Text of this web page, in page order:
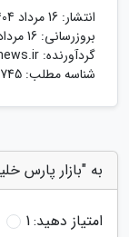
انتشار: 16 مرداد 1404
بروزرسانی: 16 مرداد 1404
گردآورنده:
شناسه مطلب: 1745
به "بازار پارس
امتیاز دهید:1